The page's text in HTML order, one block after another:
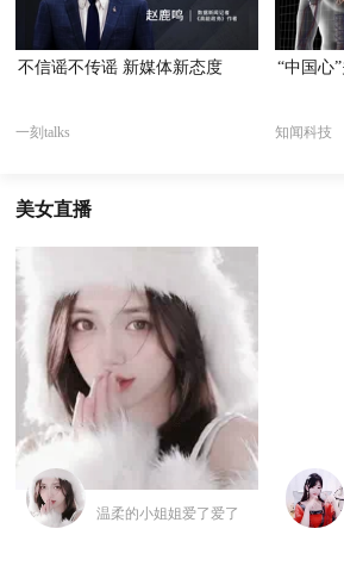
不信谣不传谣 新媒体新态度
一刻talks
“中国心
知闻科技
美女直播
温柔的小姐姐爱了爱了